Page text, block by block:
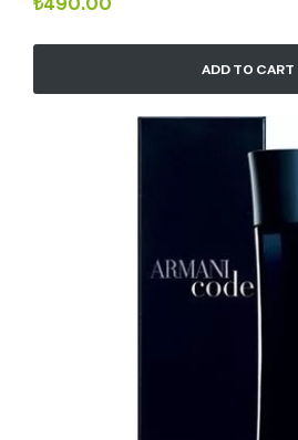
ADD TO CART